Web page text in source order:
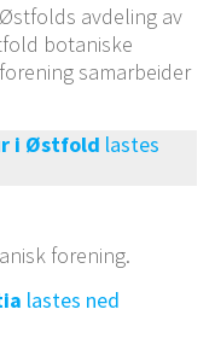
avdeling av
botaniske
samarbeider
i Østfold lastes
forening.
lastes ned